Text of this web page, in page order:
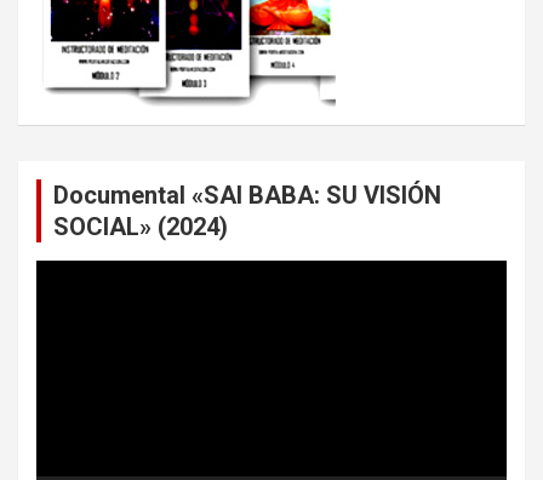
Documental «SAI BABA: SU VISIÓN
SOCIAL» (2024)